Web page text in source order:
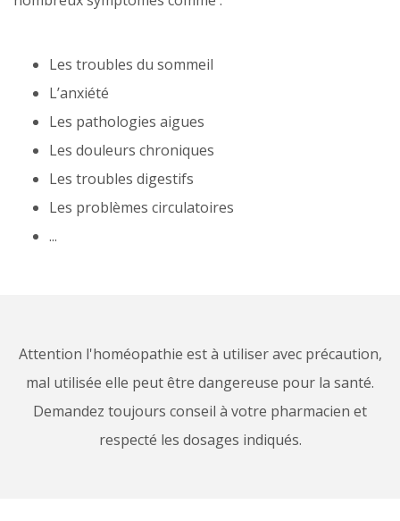
Les troubles du sommeil
L’anxiété
Les pathologies aigues
Les douleurs chroniques
Les troubles digestifs
Les problèmes circulatoires
...
Attention l'homéopathie est à utiliser avec précaution,
mal utilisée elle peut être dangereuse pour la santé.
Demandez toujours conseil à votre pharmacien et
respecté les dosages indiqués.